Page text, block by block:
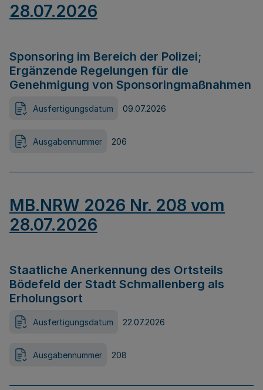
28.07.2026
Sponsoring im Bereich der Polizei;
Ergänzende Regelungen für die
Genehmigung von Sponsoringmaßnahmen
Ausfertigungsdatum 09.07.2026
Ausgabennummer 206
MB.NRW 2026 Nr. 208 vom
28.07.2026
Staatliche Anerkennung des Ortsteils
Bödefeld der Stadt Schmallenberg als
Erholungsort
Ausfertigungsdatum 22.07.2026
Ausgabennummer 208